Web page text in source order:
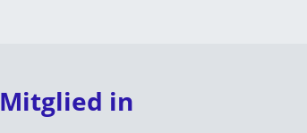
Mitglied in